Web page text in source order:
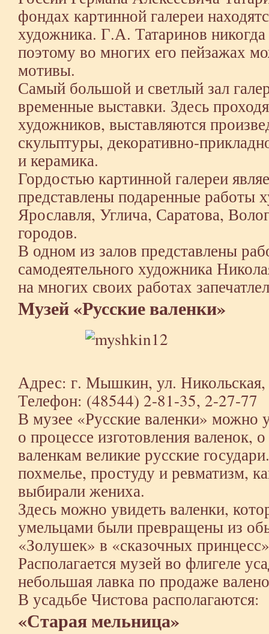
фондах картинной галереи
художника. Г.А. Татаринов
поэтому во многих его пейзажах
мотивы.
Самый большой и светлый зал
временные выставки. Здесь
художников, выставляются
скульптуры, декоративно-
и керамика.
Гордостью картинной галереи
представлены подаренные работы
Ярославля, Углича, Саратова,
городов.
В одном из залов представлены
самодеятельного художника
на многих своих работах
Музей «Русские валенки»
Адрес: г. Мышкин, ул. Никольская,
Телефон: (48544) 2-81-35, 2-27-77
В музее «Русские валенки» можно
о процессе изготовления валенок,
валенкам великие русские
похмелье, простуду и ревматизм,
выбирали жениха.
Здесь можно увидеть валенки,
умельцами были превращены из
«Золушек» в «сказочных
Располагается музей во флигеле
небольшая лавка по продаже
В усадьбе Чистова располагаются:
«Старая мельница»